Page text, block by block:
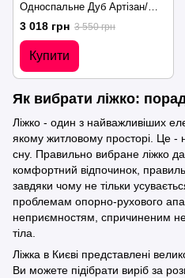
Односпальне Дуб Артізан/
Кашемір 90×200 (44900529)
3 018 грн 3 550 грн
Купити
Як вибрати ліжко:
Ліжко - один з найважливіших
якому житловому просторі. Це -
сну. Правильно вибране ліжко
комфортний відпочинок,
завдяки чому не тільки
проблемам опорно-рухового
неприємностям, спричиненим
тіла.
Ліжка в Києві представлені
Ви можете підібрати виріб за